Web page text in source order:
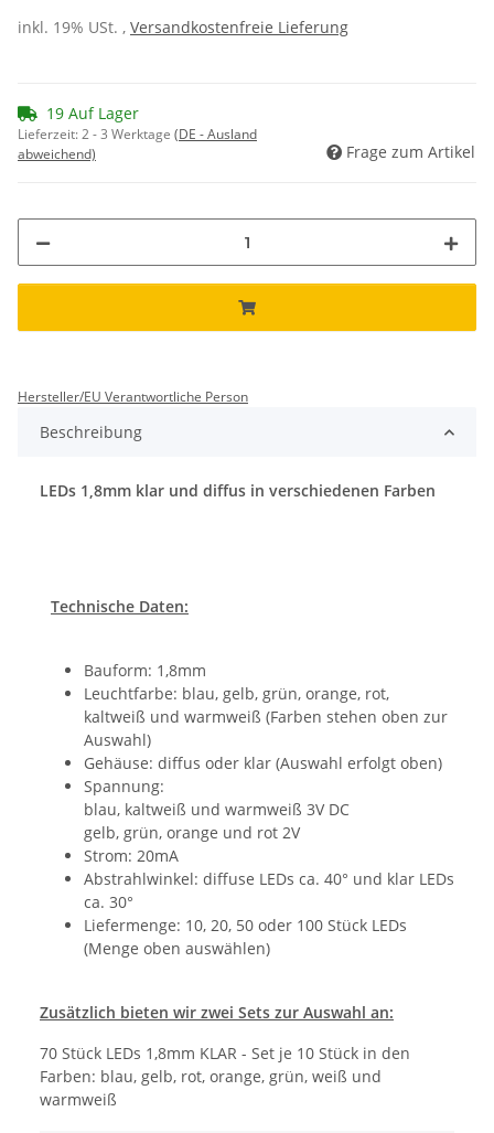
inkl. 19% USt. , Versandkostenfreie Lieferung
19 Auf Lager
Lieferzeit:2 - 3 Werktage (DE - Ausland
abweichend)
Frage zum Artikel
Hersteller/EU Verantwortliche Person
Beschreibung
LEDs 1,8mm klar und diffus in verschiedenen Farben
Technische Daten:
Bauform: 1,8mm
Leuchtfarbe: blau, gelb, grün, orange, rot,
kaltweiß und warmweiß (Farben stehen oben zur
Auswahl)
Gehäuse: diffus oder klar (Auswahl erfolgt oben)
Spannung:
blau, kaltweiß und warmweiß 3V DC
gelb, grün, orange und rot 2V
Strom: 20mA
Abstrahlwinkel: diffuse LEDs ca. 40° und klar LEDs
ca. 30°
Liefermenge: 10, 20, 50 oder 100 Stück LEDs
(Menge oben auswählen)
Zusätzlich bieten wir zwei Sets zur Auswahl an:
70 Stück LEDs 1,8mm KLAR - Set je 10 Stück in den
Farben: blau, gelb, rot, orange, grün, weiß und
warmweiß